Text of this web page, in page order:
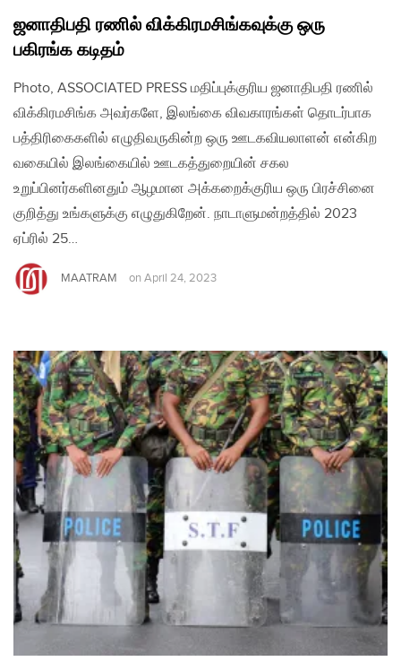
ஜனாதிபதி ரணில் விக்கிரமசிங்கவுக்கு ஒரு
பகிரங்க கடிதம்
Photo, ASSOCIATED PRESS மதிப்புக்குரிய ஜனாதிபதி ரணில்
விக்கிரமசிங்க அவர்களே, இலங்கை விவகாரங்கள் தொடர்பாக
பத்திரிகைகளில் எழுதிவருகின்ற ஒரு ஊடகவியலாளன் என்கிற
வகையில் இலங்கையில் ஊடகத்துறையின் சகல
உறுப்பினர்களினதும் ஆழமான அக்கறைக்குரிய ஒரு பிரச்சினை
குறித்து உங்களுக்கு எழுதுகிறேன். நாடாளுமன்றத்தில் 2023
ஏப்ரில் 25…
MAATRAM on April 24, 2023